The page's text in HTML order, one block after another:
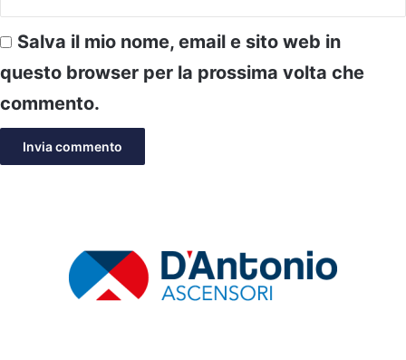
Salva il mio nome, email e sito web in
questo browser per la prossima volta che
commento.